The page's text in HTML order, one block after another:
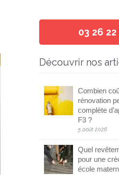
03 26
Découvrir nos
Combien
rénovation
complète
F3 ?
5 août 2026
Quel
pour une
école